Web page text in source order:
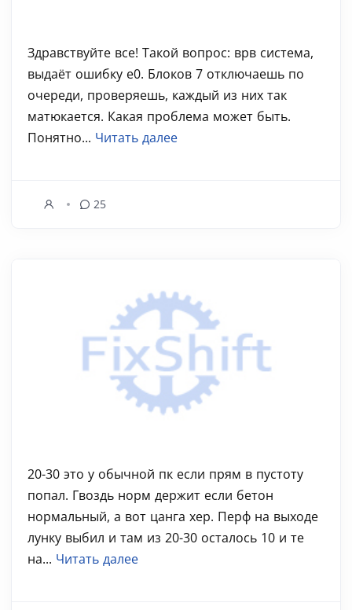
Здравствуйте все! Такой вопрос: врв система,
выдаёт ошибку е0. Блоков 7 отключаешь по
очереди, проверяешь, каждый из них так
матюкается. Какая проблема может быть.
Понятно... Читать далее
25
20-30 это у обычной пк если прям в пустоту
попал. Гвоздь норм держит если бетон
нормальный, а вот цанга хер. Перф на выходе
лунку выбил и там из 20-30 осталось 10 и те
на... Читать далее